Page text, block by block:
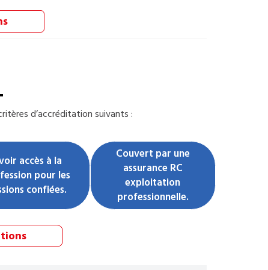
d’accréditation suivants :
accès à la
pour les
confiées.
Couvert par une
assurance RC
exploitation
professionnelle.